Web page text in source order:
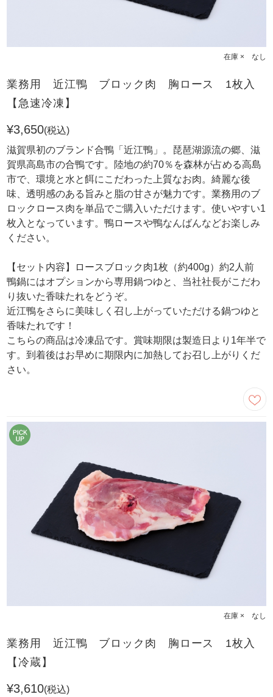
在庫 × なし
業務用 近江鴨 ブロック肉 胸ロース 1枚入
【急速冷凍】
¥3,650(税込)
滋賀県初のブランド合鴨「近江鴨」。琵琶湖源流の郷、滋
賀県高島市の合鴨です。陸地の約70％を森林が占める高島
市で、環境と水と餌にこだわった上質なお肉。綺麗な後
味、透明感のある旨みと脂の甘さが魅力です。業務用のブ
ロックロース肉を単品でご購入いただけます。使いやすい1
枚入となっています。鴨ロースや鴨なんばんなどお楽しみ
ください。
【セット内容】ロースブロック肉1枚（約400g）約2人前
鴨鍋にはオプションから専用鍋つゆと、当社社長がこだわ
り抜いた香味たれをどうぞ。
近江鴨をさらに美味しく召し上がっていただける鍋つゆと
香味たれです！
こちらの商品は冷凍品です。賞味期限は製造日より1年半で
す。到着後はお早めに期限内に加熱してお召し上がりくだ
さい。
在庫 × なし
業務用 近江鴨 ブロック肉 胸ロース 1枚入
【冷蔵】
¥3,610(税込)